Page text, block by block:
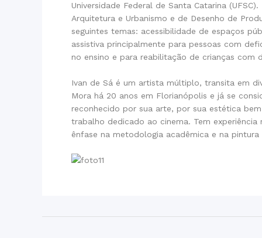
Universidade Federal de Santa Catarina
Arquitetura e Urbanismo e de Desenho de
seguintes temas: acessibilidade de espaços
assistiva principalmente para pessoas com
no ensino e para reabilitação de crianças com
Ivan de Sá é um artista múltiplo, transita em
Mora há 20 anos em Florianópolis e já se
reconhecido por sua arte, por sua estética
trabalho dedicado ao cinema. Tem experiência
ênfase na metodologia acadêmica e na pintura